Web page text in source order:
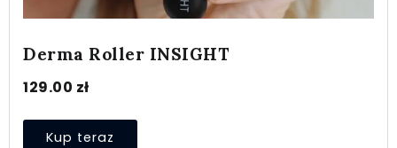
Derma Roller INSIGHT
129.00 zł
Kup teraz